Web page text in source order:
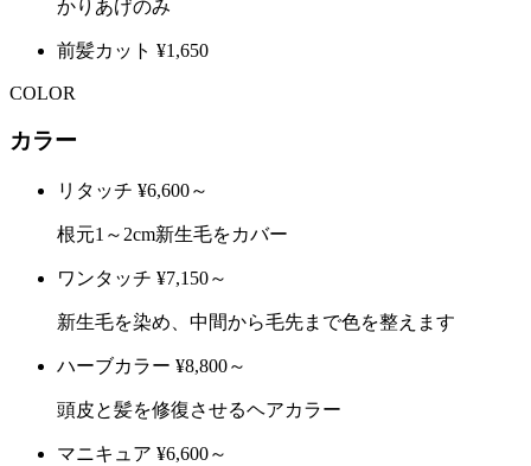
かりあげのみ
前髪カット ¥1,650
COLOR
カラー
リタッチ ¥6,600～
根元1～2cm新生毛をカバー
ワンタッチ ¥7,150～
新生毛を染め、中間から毛先まで色を整えます
ハーブカラー ¥8,800～
頭皮と髪を修復させるヘアカラー
マニキュア ¥6,600～